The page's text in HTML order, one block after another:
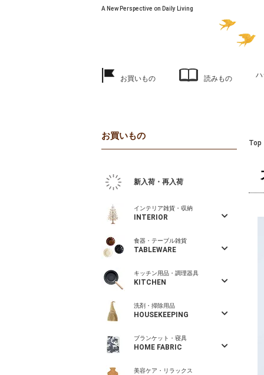
A New Perspective on Daily Living
お買いもの 読みもの
Top
お買いもの
新入荷・再入荷
インテリア雑貨・収納
INTERIOR
食器・テーブル雑貨
TABLEWARE
キッチン用品・調理器具
KITCHEN
洗剤・掃除用品
HOUSEKEEPING
ブランケット・寝具
HOME FABRIC
美容ケア・リラックス